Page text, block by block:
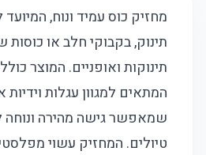
מחזיק כוס עמיד ונוח,
תינוק, בקבוקי חלב או כוסות
תינוקות ואופניים. המוצר
המתאים למגוון עגלות וידיות
שמאפשר גישה מהירה
טיולים. המחזיק עשוי